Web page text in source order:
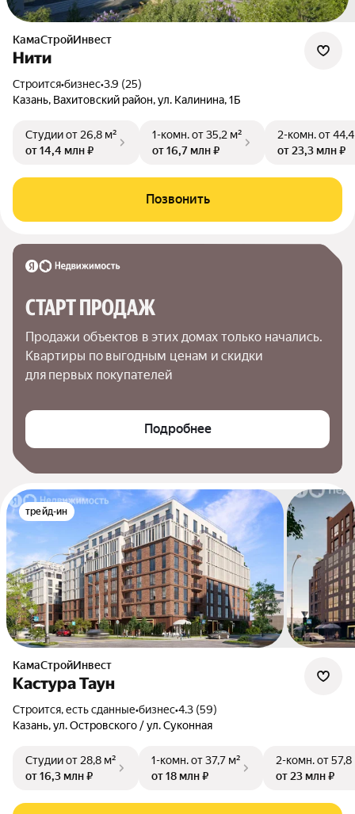
КамаСтройИнвест
Нити
Строится•бизнес•3.9 (25)
Казань, Вахитовский район, ул. Калинина, 1Б
Студииот 26,8 м²
от 14,4 млн ₽
1-комн.от 35,2 м²
от 16,7 млн ₽
2-комн.от
от 23,3 млн ₽
Позвонить
СТАРТ ПРОДАЖ
Продажи объектов в этих домах только начались.
Квартиры по выгодным ценам и скидки
для первых покупателей
Подробнее
трейд-ин
КамаСтройИнвест
Кастура Таун
Строится, есть сданные•бизнес•4.3 (59)
Казань, ул. Островского / ул. Суконная
Студииот 28,8 м²
от 16,3 млн ₽
1-комн.от 37,7 м²
от 18 млн ₽
2-комн.от 57,8
от 23 млн ₽